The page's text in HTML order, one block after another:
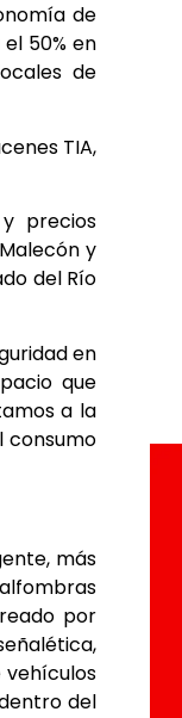
de
50% en
de
TIA,
precios
y
del Río
en
que
a la
consumo
más
por
vehículos
del